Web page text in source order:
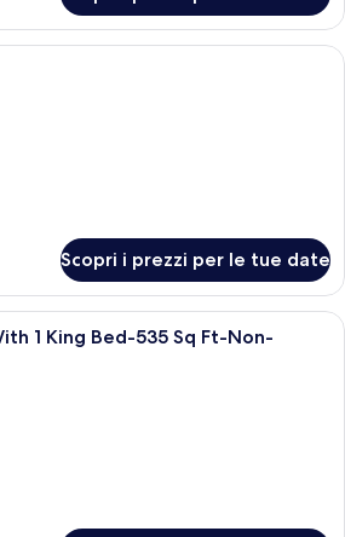
Una camera d'albergo con un letto,
Scopri i prezzi per le tue date
Biancheria da letto di alta qualità,
1 King Bed-535 Sq Ft-Non-